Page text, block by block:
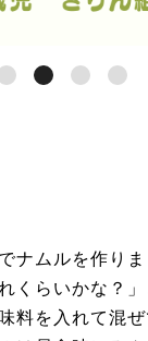
ナムルを作りま
くらいかな？
料を入れて混